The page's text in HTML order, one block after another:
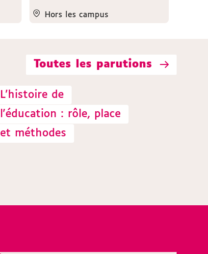
Hors les campus
Toutes les parutions
L'histoire de
l'éducation : rôle, place
et méthodes